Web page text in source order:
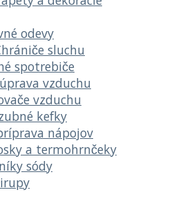
odevy
sluchu
spotrebiče
vzduchu
vzduchu
kefky
nápojov
a termohrnčeky
sódy